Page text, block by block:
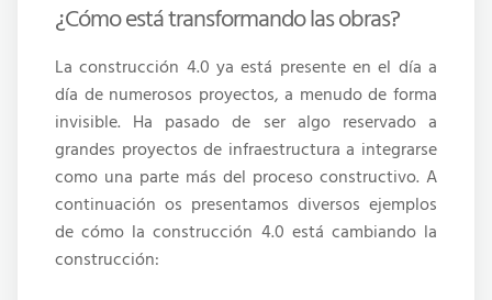
¿Cómo está transformando las obras?
La construcción 4.0 ya está presente en el día a
día de numerosos proyectos, a menudo de forma
invisible. Ha pasado de ser algo reservado a
grandes proyectos de infraestructura a integrarse
como una parte más del proceso constructivo. A
continuación os presentamos diversos ejemplos
de cómo la construcción 4.0 está cambiando la
construcción: